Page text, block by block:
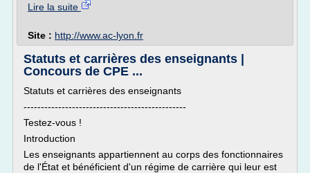
Lire la suite
Site : http://www.ac-lyon.fr
Statuts et carrières des enseignants |
Concours de CPE ...
Statuts et carrières des enseignants
-----------------------------------------------
Testez-vous !
Introduction
Les enseignants appartiennent au corps des fonctionnaires
de l'État et bénéficient d'un régime de carrière qui leur est